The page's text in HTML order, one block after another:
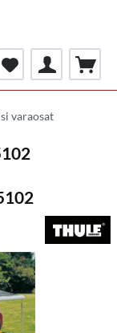
varaosat